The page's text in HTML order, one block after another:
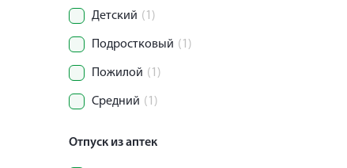
Детский (1)
Подростковый (1)
Пожилой (1)
Средний (1)
Отпуск из аптек